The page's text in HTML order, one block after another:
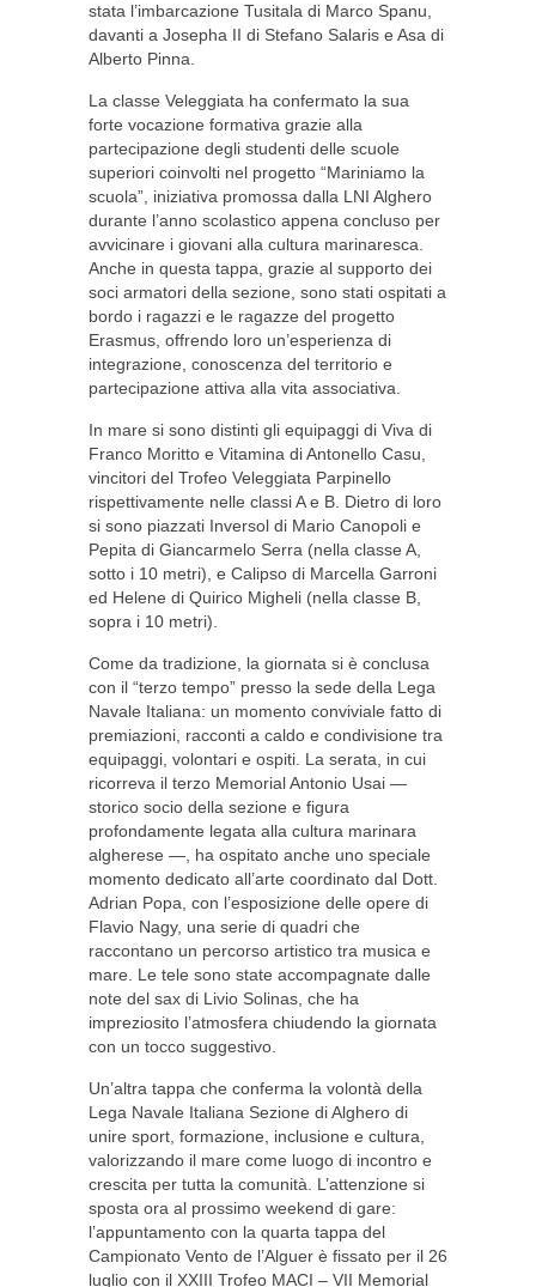
stata l’imbarcazione Tusitala di Marco Spanu,
davanti a Josepha II di Stefano Salaris e Asa di
Alberto Pinna.
La classe Veleggiata ha confermato la sua
forte vocazione formativa grazie alla
partecipazione degli studenti delle scuole
superiori coinvolti nel progetto “Mariniamo la
scuola”, iniziativa promossa dalla LNI Alghero
durante l’anno scolastico appena concluso per
avvicinare i giovani alla cultura marinaresca.
Anche in questa tappa, grazie al supporto dei
soci armatori della sezione, sono stati ospitati a
bordo i ragazzi e le ragazze del progetto
Erasmus, offrendo loro un’esperienza di
integrazione, conoscenza del territorio e
partecipazione attiva alla vita associativa.
In mare si sono distinti gli equipaggi di Viva di
Franco Moritto e Vitamina di Antonello Casu,
vincitori del Trofeo Veleggiata Parpinello
rispettivamente nelle classi A e B. Dietro di loro
si sono piazzati Inversol di Mario Canopoli e
Pepita di Giancarmelo Serra (nella classe A,
sotto i 10 metri), e Calipso di Marcella Garroni
ed Helene di Quirico Migheli (nella classe B,
sopra i 10 metri).
Come da tradizione, la giornata si è conclusa
con il “terzo tempo” presso la sede della Lega
Navale Italiana: un momento conviviale fatto di
premiazioni, racconti a caldo e condivisione tra
equipaggi, volontari e ospiti. La serata, in cui
ricorreva il terzo Memorial Antonio Usai —
storico socio della sezione e figura
profondamente legata alla cultura marinara
algherese —, ha ospitato anche uno speciale
momento dedicato all’arte coordinato dal Dott.
Adrian Popa, con l’esposizione delle opere di
Flavio Nagy, una serie di quadri che
raccontano un percorso artistico tra musica e
mare. Le tele sono state accompagnate dalle
note del sax di Livio Solinas, che ha
impreziosito l’atmosfera chiudendo la giornata
con un tocco suggestivo.
Un’altra tappa che conferma la volontà della
Lega Navale Italiana Sezione di Alghero di
unire sport, formazione, inclusione e cultura,
valorizzando il mare come luogo di incontro e
crescita per tutta la comunità. L’attenzione si
sposta ora al prossimo weekend di gare:
l’appuntamento con la quarta tappa del
Campionato Vento de l’Alguer è fissato per il 26
luglio con il XXIII Trofeo MACI – VII Memorial